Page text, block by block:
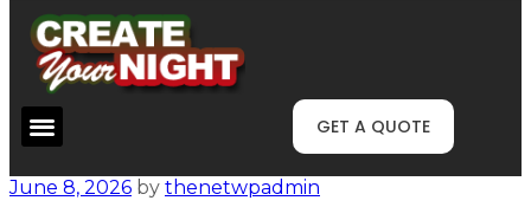
GET A QUOTE
June 8, 2026 by thenetwpadmin